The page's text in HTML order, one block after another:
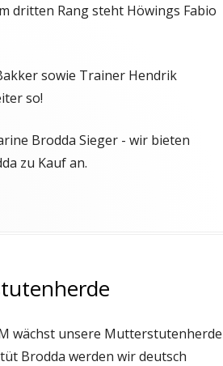
dritten Rang steht Höwings Fabio
sowie Trainer Hendrik
so!
Brodda Sieger - wir bieten
zu Kauf an.
wächst unsere Mutterstutenherde
Brodda werden wir deutsch